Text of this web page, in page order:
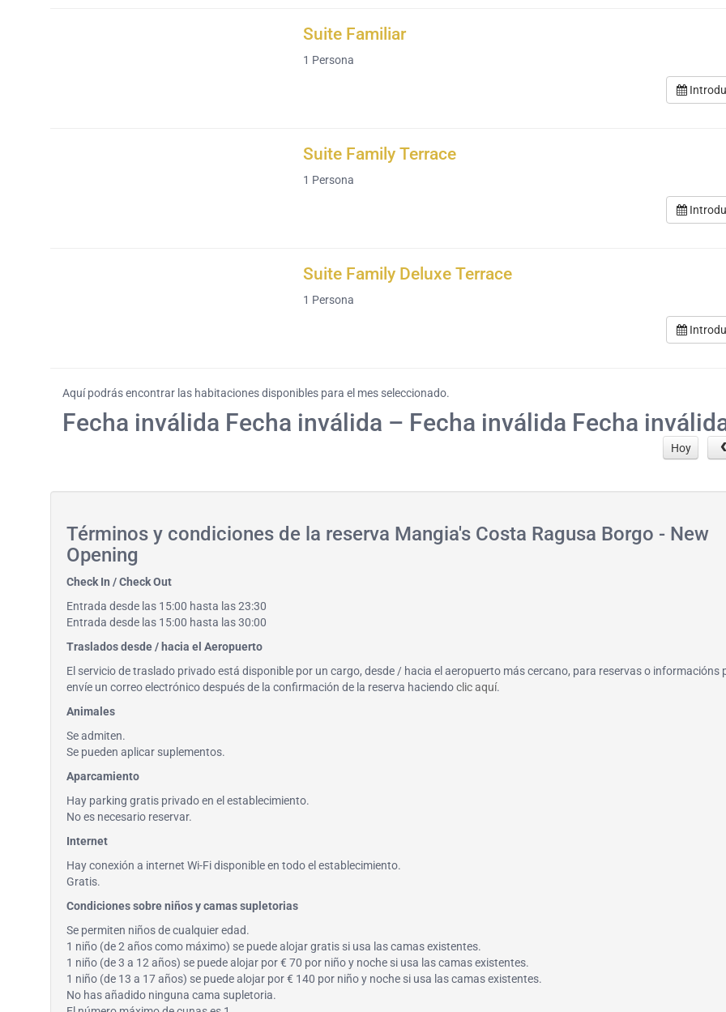
Suite Familiar
1 Persona
Suite Family Terrace
1 Persona
Suite Family Deluxe Terrace
1 Persona
Aquí podrás encontrar las habitaciones disponibles para el mes seleccionado.
Fecha inválida Fecha inválida – Fecha inválida Fecha
Hoy
Términos y condiciones de la reserva Mangia's Costa Ragusa Borgo - New
Opening
Check In / Check Out
Entrada desde las 15:00 hasta las 23:30
Entrada desde las 15:00 hasta las 30:00
Traslados desde / hacia el Aeropuerto
El servicio de traslado privado está disponible por un cargo, desde / hacia el aeropuerto más cercano, para reservas o informacións
envíe un correo electrónico después de la confirmación de la reserva haciendoclic aquí.
Animales
Se admiten.
Se pueden aplicar suplementos.
Aparcamiento
Hay parking gratis privado en el establecimiento.
No es necesario reservar.
Internet
Hay conexión a internet Wi-Fi disponible en todo el establecimiento.
Gratis.
Condiciones sobre niños y camas supletorias
Se permiten niños de cualquier edad.
1 niño (de 2 años como máximo) se puede alojar gratis si usa las camas existentes.
1 niño (de 3 a 12 años) se puede alojar por € 70 por niño y noche si usa las camas existentes.
1 niño (de 13 a 17 años) se puede alojar por € 140 por niño y noche si usa las camas existentes.
No has añadido ninguna cama supletoria.